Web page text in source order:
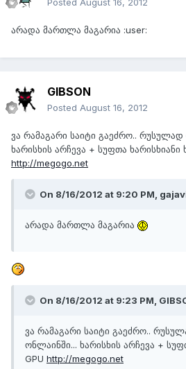
Posted August 16, 2012
არადა მართლა მაგარია :user:
GIBSON
Posted August 16, 2012
ვა რამაგარი საიტი გაეძრო..
ხარისხის არჩევა + სუფთა ხარისხიანი
http://megogo.net
On 8/16/2012 at 9:20 PM,
არადა მართლა მაგარია
On 8/16/2012 at 9:23 PM,
ვა რამაგარი საიტი გაეძრო..
ონლაინში... ხარისხის არჩევა +
GPU http://megogo.net